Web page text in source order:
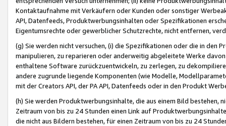
Kontaktaufnahme mit Verkäufern oder Kunden oder sonstiger
API, Datenfeeds, Produktwerbungsinhalten oder Spezifikationen
Eigentumsrechte oder gewerblicher Schutzrechte, nicht entfernen,
(g) Sie werden nicht versuchen, (i) die Spezifikationen oder die in
manipulieren, zu reparieren oder anderweitig abgeleitete Werke
enthaltene Software zurückzuentwickeln, zu zerlegen, zu
andere zugrunde liegende Komponenten (wie Modelle,
mit der Creators API, der PA API, Datenfeeds oder in den Produkt
(h) Sie werden Produktwerbungsinhalte, die aus einem Bild bestehen,
Zeitraum von bis zu 24 Stunden einen Link auf
die nicht aus Bildern bestehen, für einen Zeitraum von bis zu 24